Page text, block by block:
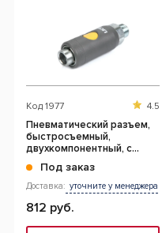
Код 1977 4.5
Пневматический разъем,
быстросъемный,
двухкомпонентный, с
наружняя резьба (1/2")
Под заказ
Доставка: уточните у менеджера
812 руб.